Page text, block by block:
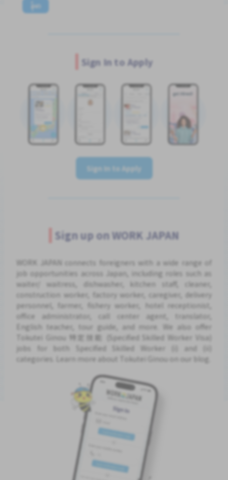
န်မာ
Sign In to Apply
Sign In to Apply
Sign up on WORK JAPAN
WORK JAPAN connects foreigners with a wide range of
job opportunities across Japan, including roles such as
waiter/ waitress, dishwasher, kitchen staff, cleaner,
construction worker, factory worker, caregiver, delivery
personnel, farmer, fishery worker, hotel receptionist,
office administrator, call center agent, translator,
English teacher, tour guide, and more. We also offer
Tokutei Ginou 特定技能 (Specified Skilled Worker Visa)
jobs for both Specified Skilled Worker (i) and (ii)
categories. Learn more about Tokutei Ginou on our blog.